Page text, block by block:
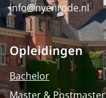
info@nyenrode.nl
Opleidingen
Bachelor
Master & Postmaster